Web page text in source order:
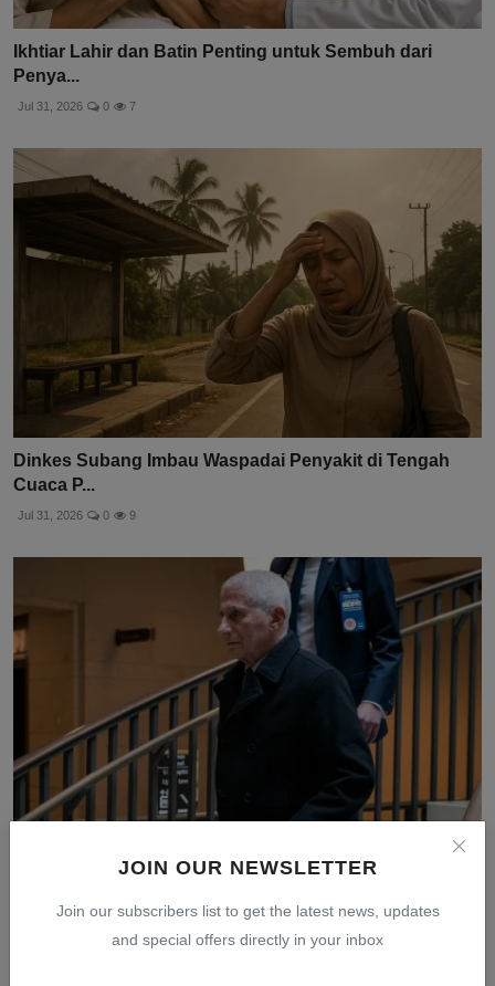
JOIN OUR NEWSLETTER
Join our subscribers list to get the latest news, updates
and special offers directly in your inbox
Ikhtiar Lahir dan Batin Penting untuk Sembuh dari
Penya...
Jul 31, 2026 0 7
Dinkes Subang Imbau Waspadai Penyakit di Tengah
Cuaca P...
Jul 31, 2026 0 9
Anthony Fauci Bungkam Ditempa Pertanyaan Senat AS